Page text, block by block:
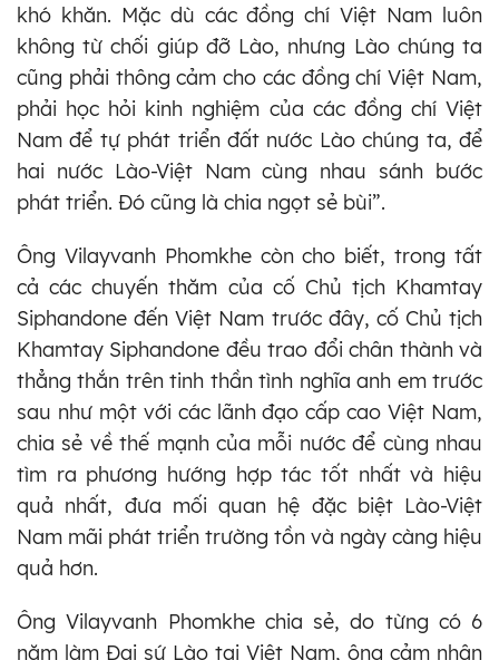
khó khăn. Mặc dù các đồng chí Việt Nam luôn
không từ chối giúp đỡ Lào, nhưng Lào chúng ta
cũng phải thông cảm cho các đồng chí Việt Nam,
phải học hỏi kinh nghiệm của các đồng chí Việt
Nam để tự phát triển đất nước Lào chúng ta, để
hai nước Lào-Việt Nam cùng nhau sánh bước
phát triển. Đó cũng là chia ngọt sẻ bùi”.
Ông Vilayvanh Phomkhe còn cho biết, trong tất
cả các chuyến thăm của cố Chủ tịch Khamtay
Siphandone đến Việt Nam trước đây, cố Chủ tịch
Khamtay Siphandone đều trao đổi chân thành và
thẳng thắn trên tinh thần tình nghĩa anh em trước
sau như một với các lãnh đạo cấp cao Việt Nam,
chia sẻ về thế mạnh của mỗi nước để cùng nhau
tìm ra phương hướng hợp tác tốt nhất và hiệu
quả nhất, đưa mối quan hệ đặc biệt Lào-Việt
Nam mãi phát triển trường tồn và ngày càng hiệu
quả hơn.
Ông Vilayvanh Phomkhe chia sẻ, do từng có 6
năm làm Đại sứ Lào tại Việt Nam, ông cảm nhận